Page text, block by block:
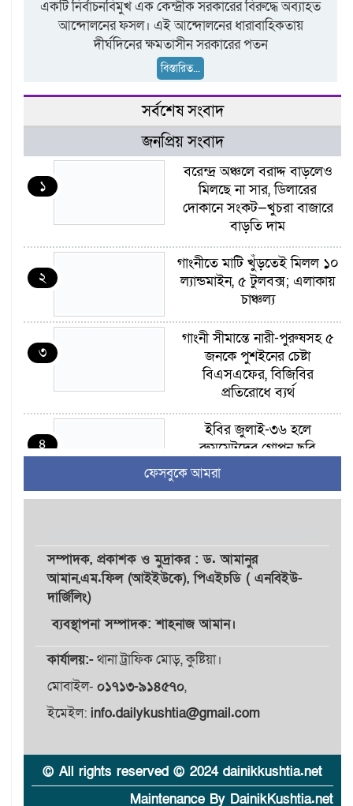
একটি নির্বাচনবিমুখ এক কেন্দ্রীক সরকারের বিরুদ্ধে অব্যাহত
আন্দোলনের ফসল। এই আন্দোলনের ধারাবাহিকতায়
দীর্ঘদিনের ক্ষমতাসীন সরকারের পতন
বিস্তারিত...
সর্বশেষ সংবাদ
জনপ্রিয় সংবাদ
১
বরেন্দ্র অঞ্চলে বরাদ্দ বাড়লেও
মিলছে না সার, ডিলারের
দোকানে সংকট—খুচরা বাজারে
বাড়তি দাম
২
গাংনীতে মাটি খুঁড়তেই মিলল ১০
ল্যান্ডমাইন, ৫ টুলবক্স; এলাকায়
চাঞ্চল্য
৩
গাংনী সীমান্তে নারী-পুরুষসহ ৫
জনকে পুশইনের চেষ্টা
বিএসএফের, বিজিবির
প্রতিরোধে ব্যর্থ
৪
ইবির জুলাই-৩৬ হলে
রুমমেটদের গোপন ছবি
প্রেমিকের কাছে পাঠানোর
অভিযোগ, ক্ষোভ ও আতঙ্ক
শিক্ষার্থীদের
৫
থাকছে নাগরিক অভিযোগের
নতুন ব্যবস্থা
খোকসায় বিএনপি নেতা নাফিজ
আহমেদ রাজুর ওপর সশস্ত্র
হামলা, গুরুতর আহত
নিক্ষেপকারীরা ‘জারজ সন্তান’:
৮
ইসলামী বিশ্ববিদ্যালয়র ৪৪
শিক্ষককে ঘিরে দেশব্যাপী গোপন
তৎপরতার অভিযোগ/ তদন্তে
ফেসবুকে আমরা
সম্পাদক, প্রকাশকওমুদ্রাকর: ড. আমানুর
আমান,এম.ফিল (আইইউকে), পিএইচডি ( এনবিইউ-
দার্জিলিং)
ব্যবস্থাপনা সম্পাদক: শাহনাজ আমান।
কার্যালয়:-থানা ট্রাফিক মোড়, কুষ্টিয়া।
মোবাইল- ০১৭১৩-৯১৪৫৭০,
ইমেইল: info.dailykushtia@gmail.com
© All rights reserved © 2024 dainikkushtia.net
Maintenance By DainikKushtia.net